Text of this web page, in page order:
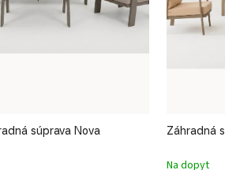
súprava Nova Záhradná
Na dopyt